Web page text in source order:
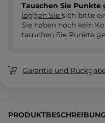
Tauschen Sie Punkte
loggen Sie sich bitte
Sie haben noch kein
tauschen Sie Punkte
Garantie und
PRODUKTBESCHREIBUNG